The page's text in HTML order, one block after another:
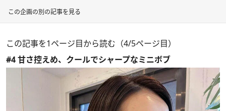
この企画の別の記事を見る
この記事を1ページ目から読む（4/5ページ目）
#4 甘さ控えめ、クールでシャープなミニボブ